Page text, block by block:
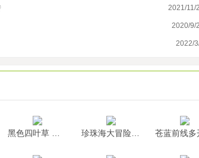
2021/11/
2020/9/
2022/